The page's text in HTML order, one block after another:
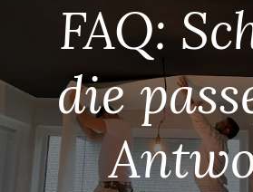
FAQ:
die